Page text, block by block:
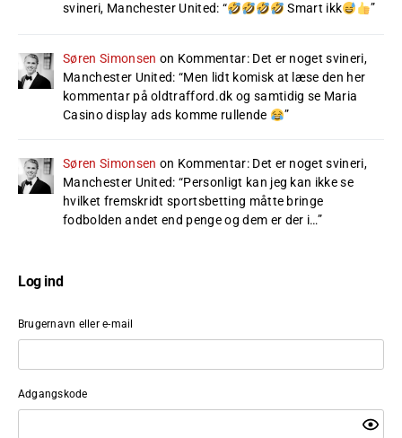
svineri, Manchester United: “ Smart ikk ”
Søren Simonsen on Kommentar: Det er noget svineri,
Manchester United: “Men lidt komisk at læse den her
kommentar på oldtrafford.dk og samtidig se Maria
Casino display ads komme rullende
”
Søren Simonsen on Kommentar: Det er noget svineri,
Manchester United: “Personligt kan jeg kan ikke se
hvilket fremskridt sportsbetting måtte bringe
fodbolden andet end penge og dem er der i…”
Log ind
Brugernavn eller e-mail
Adgangskode